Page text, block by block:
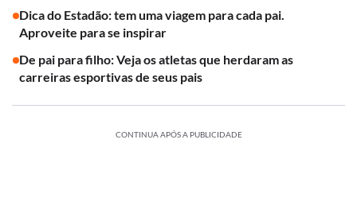
Dica do Estadão: tem uma viagem para cada pai.
Aproveite para se inspirar
De pai para filho: Veja os atletas que herdaram as
carreiras esportivas de seus pais
CONTINUA APÓS A PUBLICIDADE